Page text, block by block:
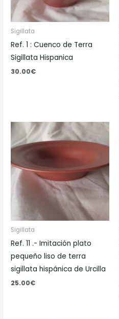
Sigillata
Ref. 1 : Cuenco de Terra
Sigillata Hispanica
30.00€
Sigillata
Ref. 11 .- Imitación plato
pequeño liso de terra
sigillata hispánica de Urcilla
25.00€